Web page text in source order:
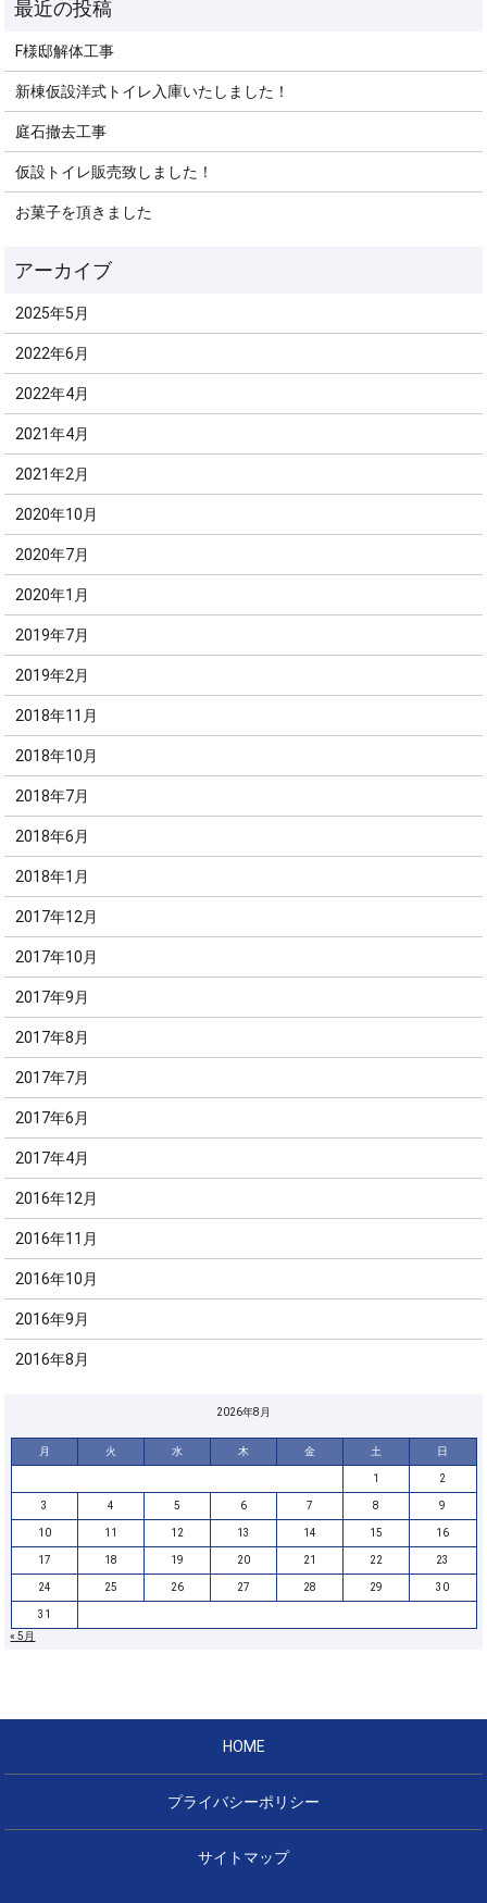
F様邸解体工事
新棟仮設洋式トイレ入庫いたしました！
庭石撤去工事
仮設トイレ販売致しました！
お菓子を頂きました
2025年5月
2022年6月
2022年4月
2021年4月
2021年2月
2020年10月
2020年7月
2020年1月
2019年7月
2019年2月
2018年11月
2018年10月
2018年7月
2018年6月
2018年1月
2017年12月
2017年10月
2017年9月
2017年8月
2017年7月
2017年6月
2017年4月
2016年12月
2016年11月
2016年10月
2016年9月
2016年8月
2026年8月
月 火 水 木 金 土 日
1 2
3 4 5 6 7 8 9
10 11 12 13 14 15 16
17 18 19 20 21 22 23
24 25 26 27 28 29 30
31
« 5月
HOME
プライバシーポリシー
サイトマップ